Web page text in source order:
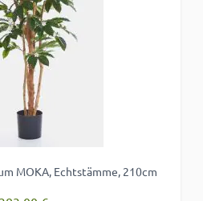
MOKA, Echtstämme, 210cm